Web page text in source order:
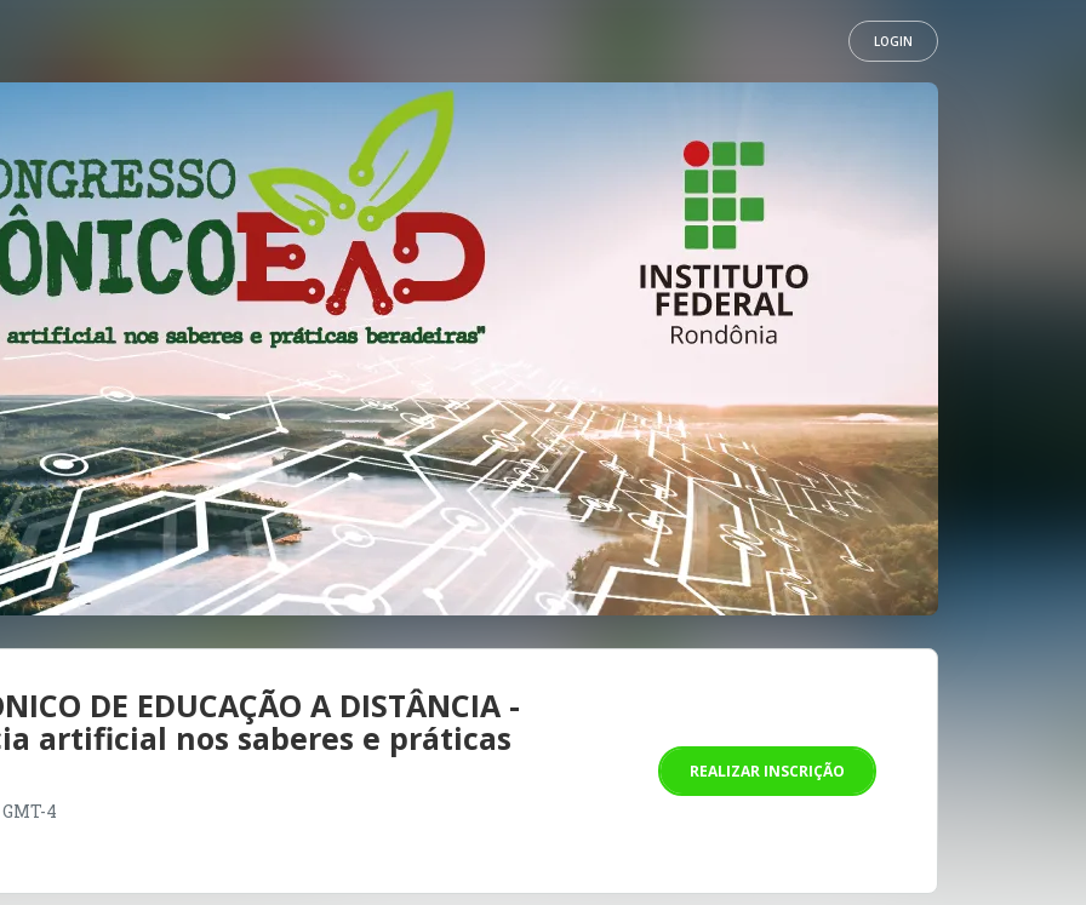
LOGIN
DE EDUCAÇÃO A DISTÂNCIA -
artificial nos saberes e práticas
4
REALIZAR INSCRIÇÃO